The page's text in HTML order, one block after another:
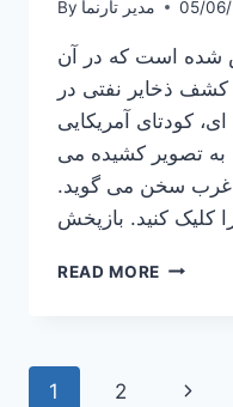
By مدیر تارنما 05/06/
شده است که در آن
کشف ذخایر نفتی در
کودتای آمریکایی
1953 و انقلاب اسلامی 1979 به تصویر کشیده می
غرب سخن می گوید.
READ MORE مستند
قدرت
Page
1 2 Next